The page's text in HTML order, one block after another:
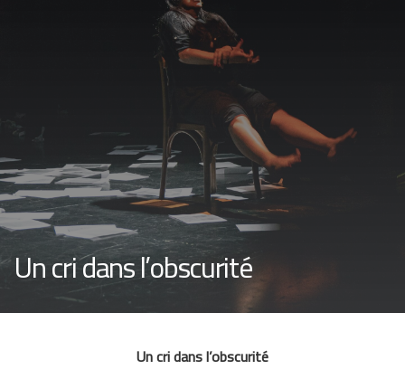
Un cri dans l’obscurité
Un cri dans l’obscurité